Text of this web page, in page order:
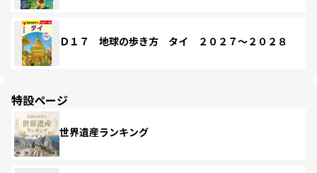
Ｄ１７ 地球の歩き方 タイ ２０２７～２０２８
特設ページ
世界遺産ランキング